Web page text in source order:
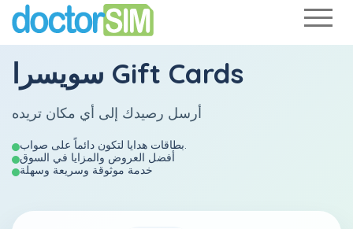
سويسرا Gift Cards
أرسل رصيدك إلى أي مكان تريده
أفضل العروض والمزايا في السوق
خدمة موثوقة وسريعة وسهلة